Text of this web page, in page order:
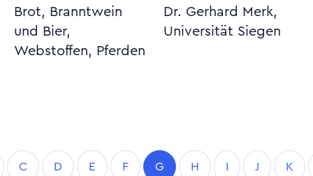
Brot, Branntwein
und Bier,
Webstoffen, Pferden
Dr. Gerhard Merk,
Universität Siegen
C D E F G H I J K